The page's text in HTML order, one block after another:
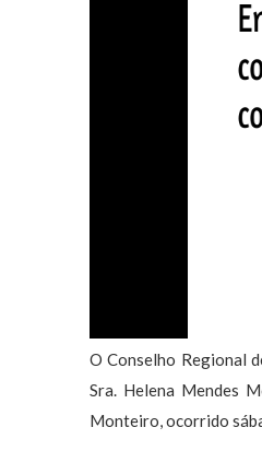
O Conselho Regional
Sra. Helena Mendes
Monteiro, ocorrido